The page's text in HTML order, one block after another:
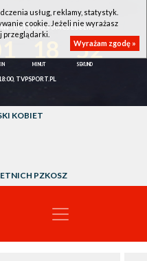
- LOTTO AZS UMCS LUBLIN
52
TVPSPORT.PL
KOBIET
PZKOSZ
usług, reklamy, statystyk.
cookie. Jeżeli nie wyrażasz
przeglądarki.
Wyrażam zgodę »